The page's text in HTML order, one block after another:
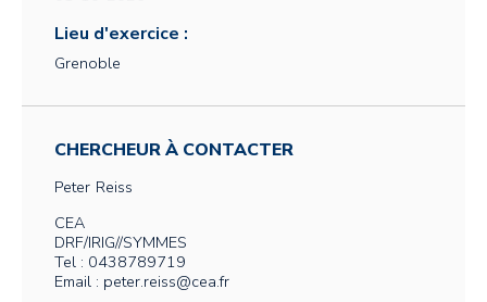
Lieu d'exercice :
Grenoble
CHERCHEUR À CONTACTER
Peter Reiss
CEA
DRF/IRIG//SYMMES
Tel : 0438789719
Email : peter.reiss@cea.fr